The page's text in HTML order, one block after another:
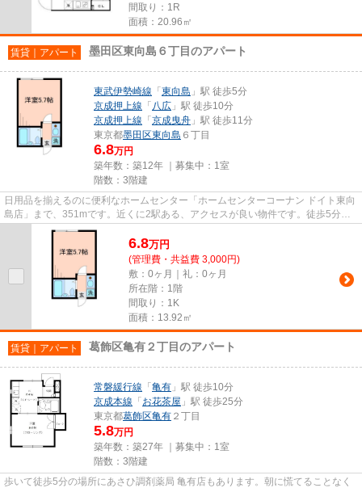
間取り：1R
面積：20.96㎡
賃貸｜アパート 墨田区東向島６丁目のアパート
東武伊勢崎線 「 東向島 」駅 徒歩5分
京成押上線 「 八広 」駅 徒歩10分
京成押上線 「 京成曳舟 」駅 徒歩11分
東京都墨田区東向島 ６丁目
6.8万円
築年数：築12年 ｜募集中： 1室
階数：3階建
日用品を揃えるのに便利なホームセンター「ホームセンターコーナン ドイト東向
島店」まで、351mです。近くに2駅ある、アクセスが良い物件です。徒歩5分で
駅にアクセス可能な、魅力的な...
6.8万円
(管理費・共益費 3,000円)
敷：0ヶ月｜礼：0ヶ月
所在階：1階
間取り：1K
面積：13.92㎡
賃貸｜アパート 葛飾区亀有２丁目のアパート
常磐緩行線 「 亀有 」駅 徒歩10分
京成本線 「 お花茶屋 」駅 徒歩25分
東京都葛飾区亀有 ２丁目
5.8万円
築年数：築27年 ｜募集中： 1室
階数：3階建
歩いて徒歩5分の場所にあさひ調剤薬局 亀有店もあります。朝に慌てることなく